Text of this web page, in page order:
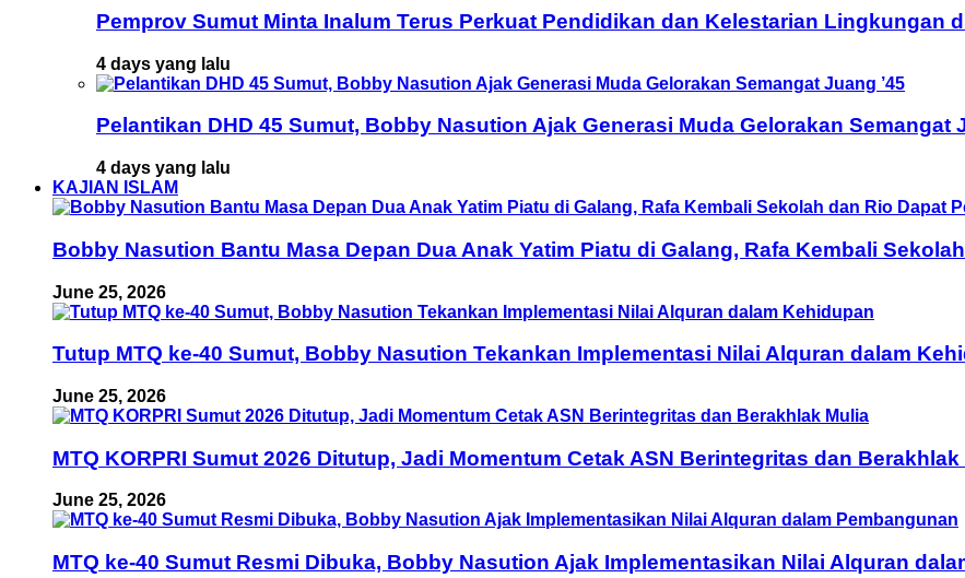
Pemprov Sumut Minta Inalum Terus Perkuat Pendidikan dan Kelestarian Lingkungan
4 days yang lalu
Pelantikan DHD 45 Sumut, Bobby Nasution Ajak Generasi Muda Gelorakan Semangat
4 days yang lalu
KAJIAN ISLAM
Bobby Nasution Bantu Masa Depan Dua Anak Yatim Piatu di Galang, Rafa Kembali
June 25, 2026
Tutup MTQ ke-40 Sumut, Bobby Nasution Tekankan Implementasi Nilai Alquran dalam
June 25, 2026
MTQ KORPRI Sumut 2026 Ditutup, Jadi Momentum Cetak ASN Berintegritas dan Berakhlak
June 25, 2026
MTQ ke-40 Sumut Resmi Dibuka, Bobby Nasution Ajak Implementasikan Nilai Alquran